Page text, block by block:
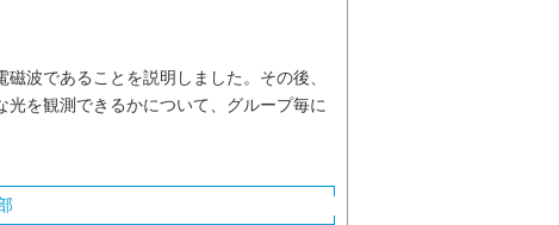
波であることを説明しました。その後、
を観測できるかについて、グループ毎に